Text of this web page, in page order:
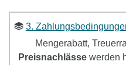
3.
Mengerabatt,
Preisnachlässewerden